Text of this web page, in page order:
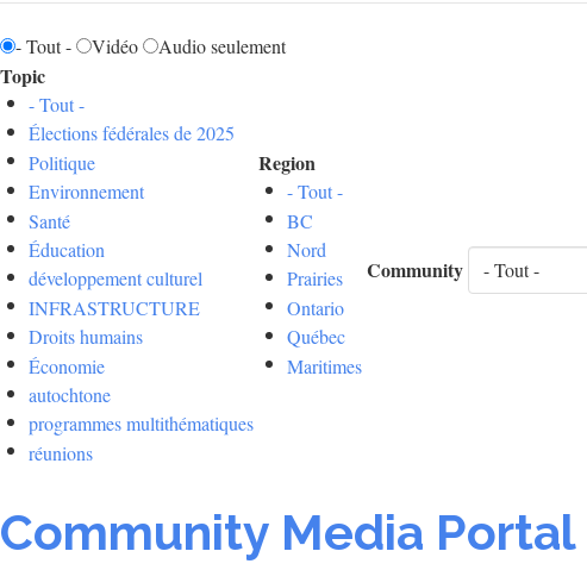
- Tout - Vidéo Audio seulement
Topic
- Tout -
Élections fédérales de 2025
Politique
Environnement
Santé
Éducation
développement culturel
INFRASTRUCTURE
Droits humains
Économie
autochtone
programmes multithématiques
réunions
Region
- Tout -
BC
Nord
Prairies
Ontario
Québec
Maritimes
Community
Community Media Portal